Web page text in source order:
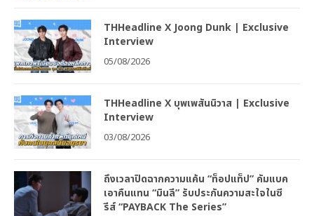
THHeadline X Joong Dunk | Exclusive
Interview
05/08/2026
THHeadline X บุพเพสันนิวาส | Exclusive
Interview
03/08/2026
ถึงเวลาปิดฉากความแค้น “ท็อปแท็ป” คัมแบค
เอาคืนแทน “มินลี” รับประกันความสะใจในซี
รีส์ “PAYBACK The Series”